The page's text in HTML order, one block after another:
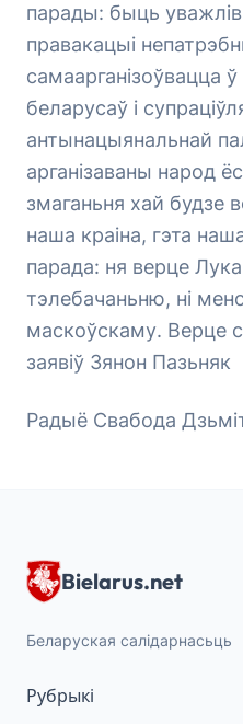
парады: быць
правакацыі
самаарганізоўвацца
беларусаў і
антынацыянальнай
арганізаваны народ
змаганьня хай будзе
наша краіна, гэта
парада: ня верце
тэлебачаньню, ні
маскоўскаму. Верце
заявіў Зянон Пазьняк
Радыё Свабода
Bielarus.net
Беларуская салідарнасьць
Рубрыкі